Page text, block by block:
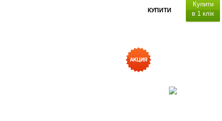
КУПИТИ
Купити
в 1 клік